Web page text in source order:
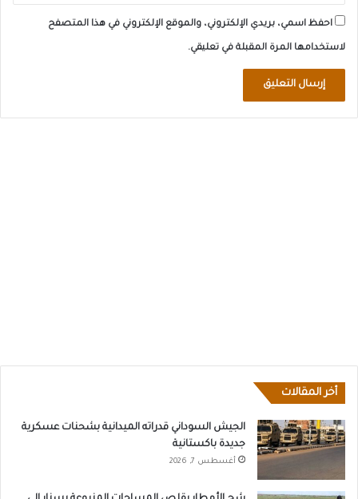
احفظ اسمي، بريدي الإلكتروني، والموقع الإلكتروني في هذا المتصفح
لاستخدامها المرة المقبلة في تعليقي.
أخر المقالات
الجيش السوداني قدراته الميدانية بشحنات عسكرية
جديدة باكستانية
أغسطس 7, 2026